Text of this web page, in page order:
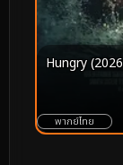
Hungry
พากย์ไทย